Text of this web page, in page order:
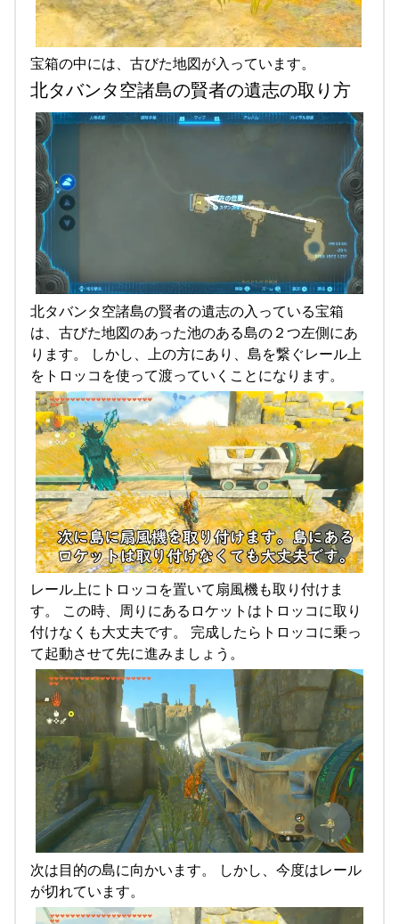
宝箱の中には、古びた地図が入っています。
北タバンタ空諸島の賢者の遺志の取り方
北タバンタ空諸島の賢者の遺志の入っている宝箱
は、古びた地図のあった池のある島の２つ左側にあ
ります。 しかし、上の方にあり、島を繋ぐレール上
をトロッコを使って渡っていくことになります。
レール上にトロッコを置いて扇風機も取り付けま
す。 この時、周りにあるロケットはトロッコに取り
付けなくも大丈夫です。 完成したらトロッコに乗っ
て起動させて先に進みましょう。
次は目的の島に向かいます。 しかし、今度はレール
が切れています。